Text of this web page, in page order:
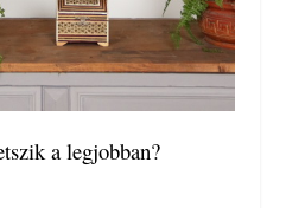
a legjobban?